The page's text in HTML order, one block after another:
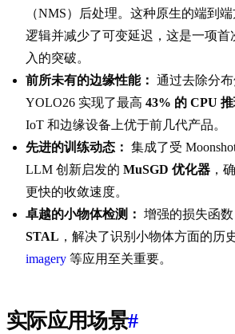
（NMS）后处理。这种原生的端到
逻辑并减少了可变延迟，这是一项首
入的突破。
前所未有的边缘性能： 通过去除分布
YOLO26 实现了最高 43% 的 CPU
IoT 和边缘设备上优于前几代产品。
先进的训练动态： 集成了受
LLM 创新启发的 MuSGD 优化器 ，
更快的收敛速度。
卓越的小物体检测： 增强的损失函
STAL ，解决了识别小物体方面的历
imagery 等应用至关重要。
实际应用场景#